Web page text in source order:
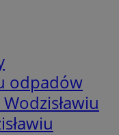
odpadów